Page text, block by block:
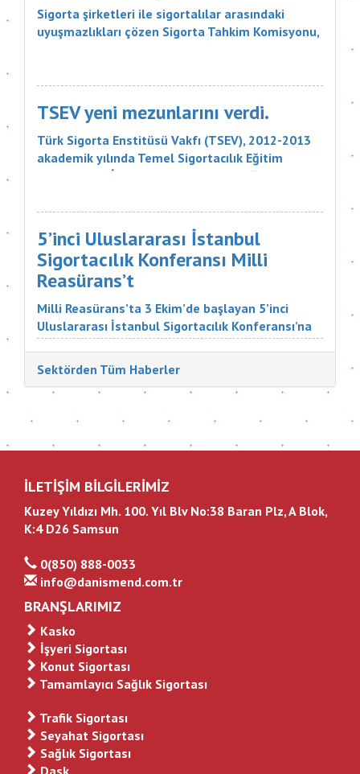
Sigorta şirketleri ile sigortalılar arasındaki
uyuşmazlıkları çözen Sigorta Tahkim Komisyonu,
liralık tazminatı ödemesine karar verdi. Sigorta
Tahkim Komisyonu M...
TSEV yeni mezunlarını verdi.
Türk Sigorta Enstitüsü Vakfı (TSEV), 2012-2013
akademik yılında Temel Sigortacılık Eğitim
Programı ve İleri Düzey Sigortacılık Eğitim
tamamlayan öğrencilerini mezun etti. Sigorta
şirketlerinin &uu...
5’inci Uluslararası İstanbul
Sigortacılık Konferansı Milli
Reasürans’t
Milli Reasürans’ta 3 Ekim’de başlayan 5’inci
Uluslararası İstanbul Sigortacılık Konferansı’na
Türkiye ve dünyadan çok değerli katılımcılar
katıldı. Sigorta Tatbikatçıları Derneği'nin
düzenlediği konferansın aç...
Sektörden Tüm Haberler
İLETİŞİM BİLGİLERİMİZ
Kuzey Yıldızı Mh. 100. Yıl Blv No:38 Baran Plz, A Blok,
K:4 D26 Samsun
0(850) 888-0033
info@danismend.com.tr
BRANŞLARIMIZ
Kasko
İşyeri Sigortası
Konut Sigortası
Tamamlayıcı Sağlık Sigortası
Trafik Sigortası
Seyahat Sigortası
Sağlık Sigortası